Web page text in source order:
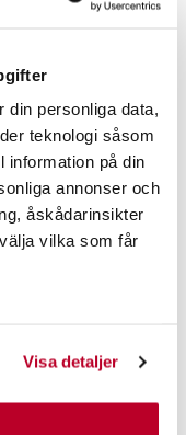
din personliga data,
teknologi såsom
information på din
annonser och
åskådarinsikter
vilka som får
skanna den för
Visa detaljer
GARMIN GT15M-IH